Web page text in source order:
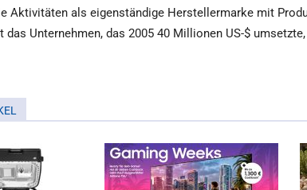
Aktivitäten als eigenständige Herstellermarke mit
das Unternehmen, das 2005 40 Millionen US-$